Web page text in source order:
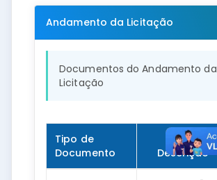
Andamento da Licitação
Documentos do Andamento da
Licitação
Tipo de
Documento
Descrição